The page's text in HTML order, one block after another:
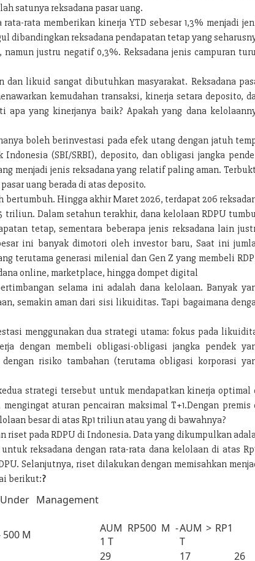
satunya reksadana pasar uang.
rata memberikan kinerja YTD sebesar 1,3% menjadi
dibandingkan reksadana pendapatan tetap yang
justru negatif 0,3%. Reksadana jenis campuran
likuid sangat dibutuhkan masyarakat. Reksadana
kemudahan transaksi, kinerja setara deposito,
apa yang kinerjanya baik? Apakah yang dana
boleh berinvestasi pada efek utang dengan jatuh
(SBI/SRBI), deposito, dan obligasi jangka
menjadi jenis reksadana yang relatif paling aman.
uang berada di atas deposito.
bertumbuh. Hingga akhir Maret 2026, terdapat 206
triliun. Dalam setahun terakhir, dana kelolaan RDPU
tetap, sementara beberapa jenis reksadana lain
ini banyak dimotori oleh investor baru, Saat ini
terutama generasi milenial dan Gen Z yang membeli
online, marketplace, hingga dompet digital
selama ini adalah dana kelolaan. Banyak
semakin aman dari sisi likuiditas. Tapi bagaimana
menggunakan dua strategi utama: fokus pada
dengan membeli obligasi-obligasi jangka pendek
risiko tambahan (terutama obligasi korporasi
strategi tersebut untuk mendapatkan kinerja optimal
aturan pencairan maksimal T+1.Dengan premis
besar di atas Rp1 triliun atau yang di bawahnya?
pada RDPU di Indonesia. Data yang dikumpulkan
reksadana dengan rata-rata dana kelolaan di atas
Selanjutnya, riset dilakukan dengan memisahkan
berikut:?
Management
500 M
AUM RP500 M -
1 T
AUM > RP1
T
29 17
26